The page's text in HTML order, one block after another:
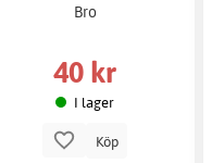
Bro
40 kr
I lager
Köp